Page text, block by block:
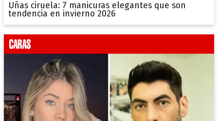
Uñas ciruela: 7 manicuras elegantes que son
tendencia en invierno 2026